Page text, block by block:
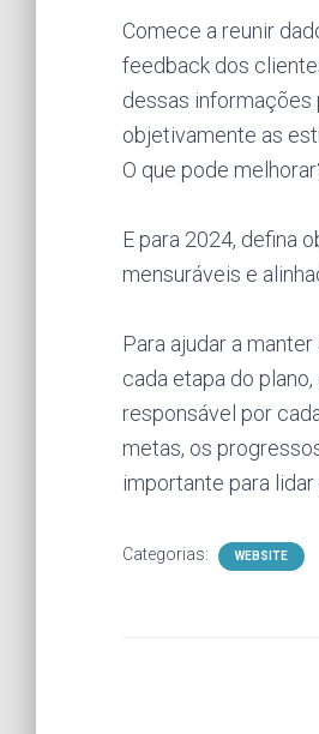
Comece a reunir
feedback dos
dessas informações
objetivamente as
O que pode
E para 2024, defina
mensuráveis e
Para ajudar a
cada etapa do
responsável por
metas, os
importante para
Categorias: WEBSITE